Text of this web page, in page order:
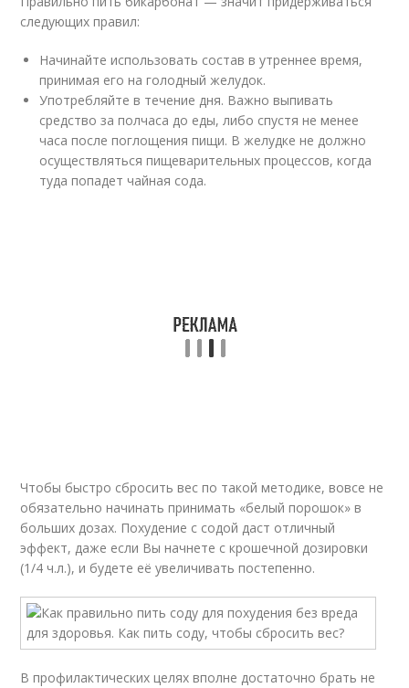
следующих правил:
Начинайте использовать состав в утреннее время,
принимая его на голодный желудок.
Употребляйте в течение дня. Важно выпивать
средство за полчаса до еды, либо спустя не менее
часа после поглощения пищи. В желудке не должно
осуществляться пищеварительных процессов, когда
туда попадет чайная сода.
Чтобы быстро сбросить вес по такой методике, вовсе не
обязательно начинать принимать «белый порошок» в
больших дозах. Похудение с содой даст отличный
эффект, даже если Вы начнете с крошечной дозировки
(1/4 ч.л.), и будете её увеличивать постепенно.
В профилактических целях вполне достаточно брать не